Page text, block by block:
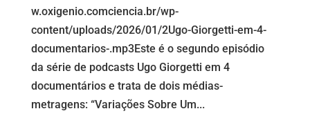
w.oxigenio.comciencia.br/wp-
content/uploads/2026/01/2Ugo-Giorgetti-em-4-
documentarios-.mp3Este é o segundo episódio
da série de podcasts Ugo Giorgetti em 4
documentários e trata de dois médias-
metragens: “Variações Sobre Um...